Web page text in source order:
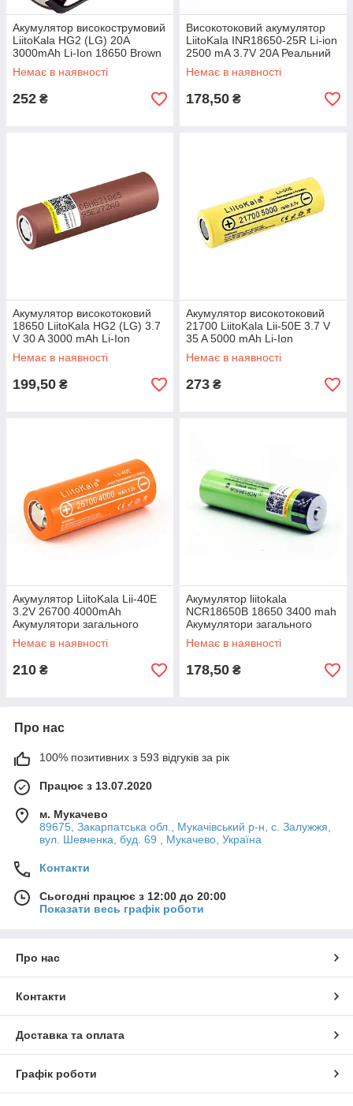
Акумулятор високострумовий
LiitoKala HG2 (LG) 20A
3000mAh Li-Ion 18650 Brown
з клемами Внутрішній опір:
<20 мОм
Немає в наявності
252 ₴
Високотоковий акумулятор
LiitoKala INR18650-25R Li-ion
2500 mA 3.7V 20A Реальний
опір меньше 20 Ом для
різних пристроїв
Немає в наявності
178,50 ₴
Акумулятор високотоковий
18650 LiitoKala HG2 (LG) 3.7
V 30 A 3000 mAh Li-Ion
Немає в наявності
199,50 ₴
Акумулятор високотоковий
21700 LiitoKala Lii-50E 3.7 V
35 A 5000 mAh Li-Ion
Внутрішній опір: <20 мОм
Немає в наявності
273 ₴
Акумулятор LiitoKala Lii-40E
3.2V 26700 4000mAh
Акумулятори загального
призначення Акумулятор
літокал
Немає в наявності
210 ₴
Акумулятор liitokala
NCR18650B 18650 3400 mah
Акумулятори загального
призначення Liitokala
Акумулятор літокала
Немає в наявності
178,50 ₴
Про нас
100% позитивних з 593 відгуків за рік
Працює з 13.07.2020
м. Мукачево
89675, Закарпатська обл., Мукачівський р-н, с. Залужжя,
вул. Шевченка, буд. 69 , Мукачево, Україна
Контакти
Сьогодні працює з 12:00 до 20:00
Показати весь графік роботи
Про нас
Контакти
Доставка та оплата
Графік роботи